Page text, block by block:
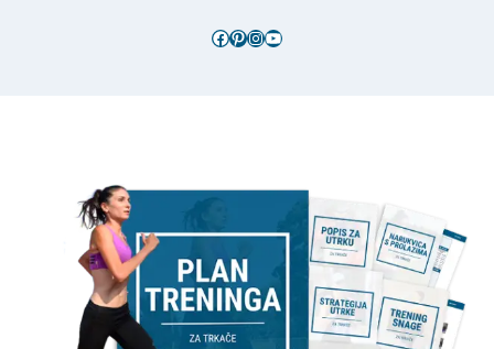
Facebook
Pinterest
Instagram
YouTube